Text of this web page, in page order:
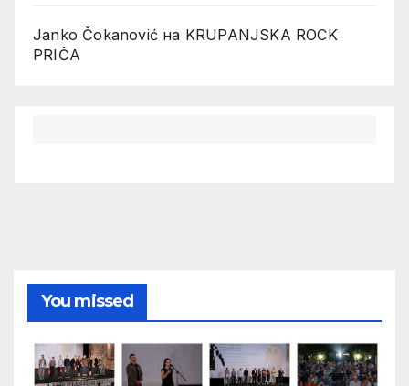
Janko Čokanović на KRUPANJSKA ROCK
PRIČA
You missed